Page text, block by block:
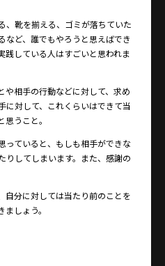
、靴を揃える、ゴミが落ちていた
など、誰でもやろうと思えばでき
践している人はすごいと思われま
や相手の行動などに対して、求め
に対して、これくらいはできて当
うこと。
っていると、もしも相手ができな
りしてしまいます。また、感謝の
自分に対しては当たり前のことを
しょう。